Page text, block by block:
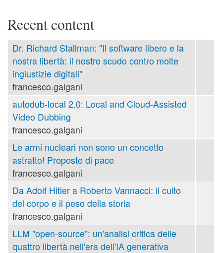
Recent content
Dr. Richard Stallman: "Il software libero e la
nostra libertà: il nostro scudo contro molte
ingiustizie digitali"
francesco.galgani
autodub-local 2.0: Local and Cloud-Assisted
Video Dubbing
francesco.galgani
Le armi nucleari non sono un concetto
astratto! Proposte di pace
francesco.galgani
Da Adolf Hitler a Roberto Vannacci: il culto
del corpo e il peso della storia
francesco.galgani
LLM "open-source": un'analisi critica delle
quattro libertà nell'era dell'IA generativa